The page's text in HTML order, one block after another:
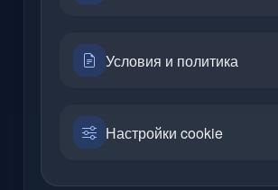
Условия и политика
Настройки cookie